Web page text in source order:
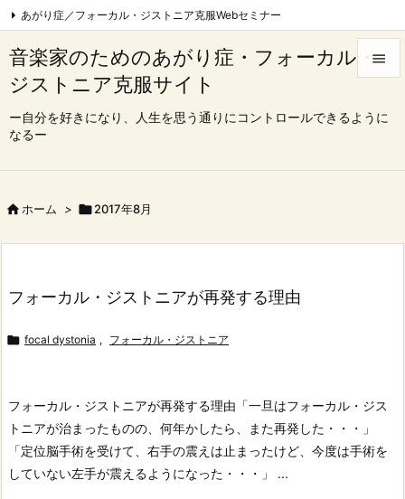
音楽家のためのあがり症・フォーカル・
ジストニア克服サイト
ー自分を好きになり、人生を思う通りにコントロールできるように
なるー

メニュ
あがり症／フォーカル・ジストニア克服Webセミナー
フォーカル・ジストニア克服Webセミナー|東京
心理療法でフォーカル・ジストニア完治を目指す会
ホーム > 2017年8月
フォーカル・ジストニアが再発する理由
 focal dystonia , フォーカル・ジストニア
フォーカル・ジストニアが再発する理由 「一旦はフォーカル・ジス
トニアが治まったものの、何年かしたら、また再発した・・・」
「定位脳手術を受けて、右手の震えは止まったけど、今度は手術を
していない左手が震えるようになった・・・」 ...